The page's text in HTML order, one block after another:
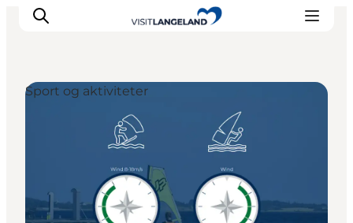
Oplevelser
Overnatning
Sport og aktiviteter